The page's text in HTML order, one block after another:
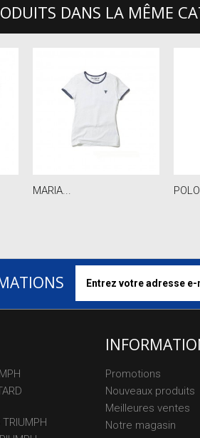
DANS LA MÊME
MARIA...
Promotions
Nouveaux produits
Meilleures ventes
Notre magasin